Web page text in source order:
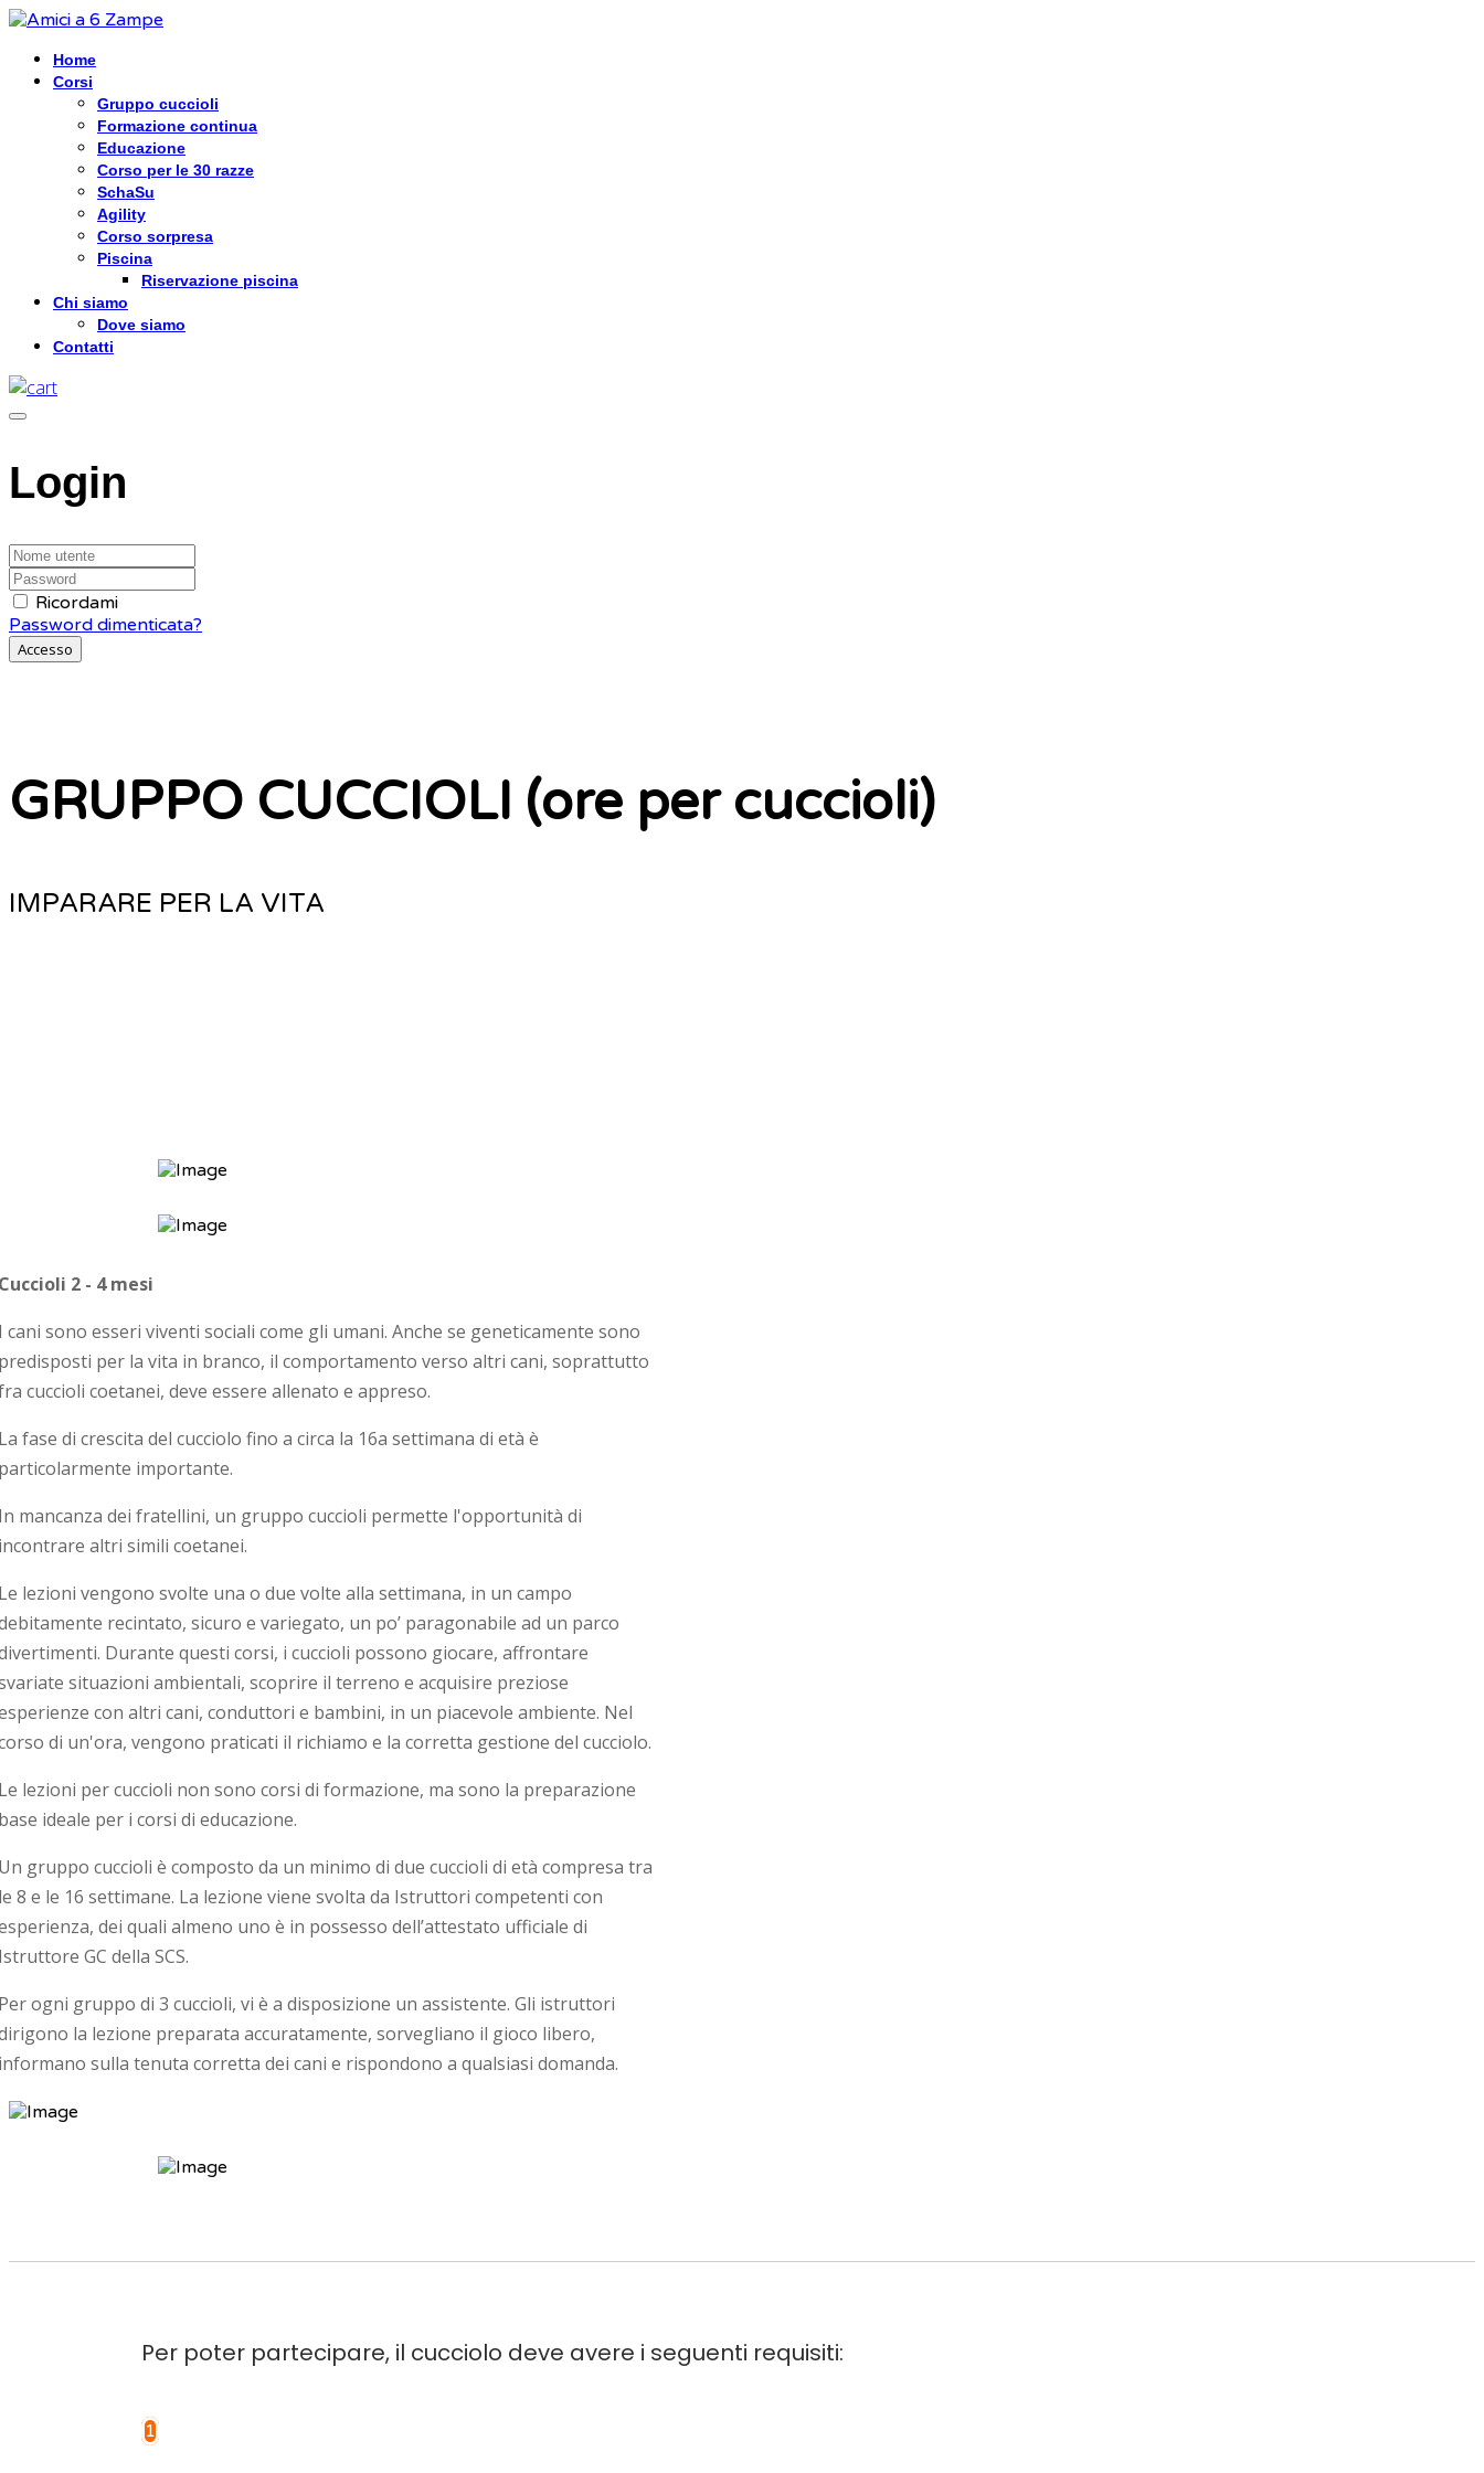
Home
Corsi
Gruppo cuccioli
Formazione continua
Educazione
Corso per le 30 razze
SchaSu
Agility
Corso sorpresa
Piscina
Riservazione piscina
Chi siamo
Dove siamo
Contatti
Login
Ricordami
Password dimenticata?
Accesso
GRUPPO CUCCIOLI (ore per cuccioli)
IMPARARE PER LA VITA
2 - 4 mesi
cani sono esseri viventi sociali come gli umani. Anche se geneticamente sono
per la vita in branco, il comportamento verso altri cani, soprattutto
cuccioli coetanei, deve essere allenato e appreso.
fase di crescita del cucciolo fino a circa la 16a settimana di età è
importante.
mancanza dei fratellini, un gruppo cuccioli permette l'opportunità di
altri simili coetanei.
lezioni vengono svolte una o due volte alla settimana, in un campo
recintato, sicuro e variegato, un po’ paragonabile ad un parco
Durante questi corsi, i cuccioli possono giocare, affrontare
situazioni ambientali, scoprire il terreno e acquisire preziose
con altri cani, conduttori e bambini, in un piacevole ambiente. Nel
di un'ora, vengono praticati il richiamo e la corretta gestione del cucciolo.
lezioni per cuccioli non sono corsi di formazione, ma sono la preparazione
ideale per i corsi di educazione.
gruppo cuccioli è composto da un minimo di due cuccioli di età compresa tra
8 e le 16 settimane. La lezione viene svolta da Istruttori competenti con
dei quali almeno uno è in possesso dell’attestato ufficiale di
GC della SCS.
ogni gruppo di 3 cuccioli, vi è a disposizione un assistente. Gli istruttori
la lezione preparata accuratamente, sorvegliano il gioco libero,
sulla tenuta corretta dei cani e rispondono a qualsiasi domanda.
Per poter partecipare, il cucciolo deve avere i seguenti requisiti:
1